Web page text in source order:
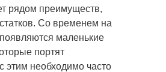
рядом преимуществ,
Со временем на
маленькие
портят
этим необходимо часто